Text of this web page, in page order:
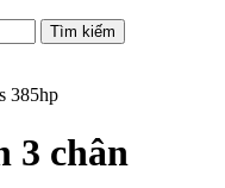
385hp
3 chân